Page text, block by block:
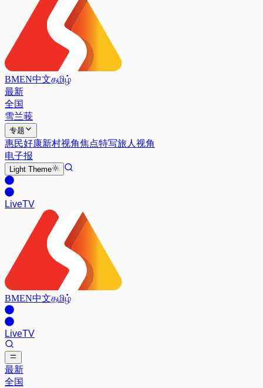
BMEN中文தமிழ்
最新
全国
雪兰莪
专题
惠民好康新村视角焦点特写旅人视角
电子报
Light Theme
LiveTV
BMEN中文தமிழ்
LiveTV
最新
全国